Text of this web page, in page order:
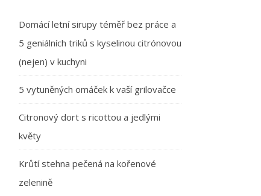
Domácí letní sirupy téměř bez práce a
5 geniálních triků s kyselinou citrónovou
(nejen) v kuchyni
5 vytuněných omáček k vaší grilovačce
Citronový dort s ricottou a jedlými
květy
Krůtí stehna pečená na kořenové
zelenině